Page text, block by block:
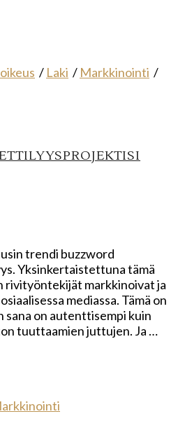
/ Laki / Markkinointi /
trendi buzzword
Yksinkertaistettuna tämä
markkinoivat ja
mediassa. Tämä on
sana on autenttisempi kuin
tuuttaamien juttujen. Ja …